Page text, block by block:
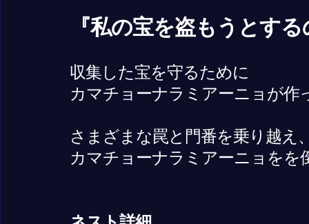
『私の宝を盗もうとす
収集した宝を守るために
カマチョーナラミアーニョが作
さまざまな罠と門番を乗り越え
カマチョーナラミアーニョをを